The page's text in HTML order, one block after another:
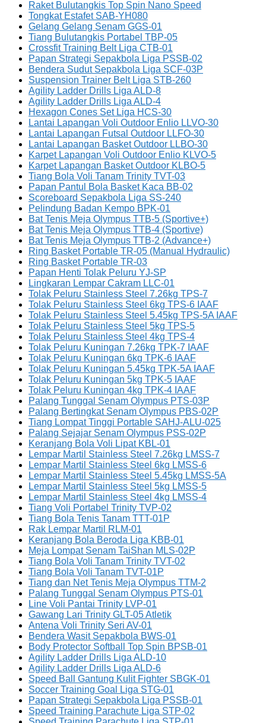
Raket Bulutangkis Top Spin Nano Speed
Tongkat Estafet SAB-YH080
Gelang Gelang Senam GGS-01
Tiang Bulutangkis Portabel TBP-05
Crossfit Training Belt Liga CTB-01
Papan Strategi Sepakbola Liga PSSB-02
Bendera Sudut Sepakbola Liga SCF-03P
Suspension Trainer Belt Liga STB-260
Agility Ladder Drills Liga ALD-8
Agility Ladder Drills Liga ALD-4
Hexagon Cones Set Liga HCS-30
Lantai Lapangan Voli Outdoor Enlio LLVO-30
Lantai Lapangan Futsal Outdoor LLFO-30
Lantai Lapangan Basket Outdoor LLBO-30
Karpet Lapangan Voli Outdoor Enlio KLVO-5
Karpet Lapangan Basket Outdoor KLBO-5
Tiang Bola Voli Tanam Trinity TVT-03
Papan Pantul Bola Basket Kaca BB-02
Scoreboard Sepakbola Liga SS-240
Pelindung Badan Kempo BPK-01
Bat Tenis Meja Olympus TTB-5 (Sportive+)
Bat Tenis Meja Olympus TTB-4 (Sportive)
Bat Tenis Meja Olympus TTB-2 (Advance+)
Ring Basket Portable TR-05 (Manual Hydraulic)
Ring Basket Portable TR-03
Papan Henti Tolak Peluru YJ-SP
Lingkaran Lempar Cakram LLC-01
Tolak Peluru Stainless Steel 7.26kg TPS-7
Tolak Peluru Stainless Steel 6kg TPS-6 IAAF
Tolak Peluru Stainless Steel 5.45kg TPS-5A IAAF
Tolak Peluru Stainless Steel 5kg TPS-5
Tolak Peluru Stainless Steel 4kg TPS-4
Tolak Peluru Kuningan 7.26kg TPK-7 IAAF
Tolak Peluru Kuningan 6kg TPK-6 IAAF
Tolak Peluru Kuningan 5.45kg TPK-5A IAAF
Tolak Peluru Kuningan 5kg TPK-5 IAAF
Tolak Peluru Kuningan 4kg TPK-4 IAAF
Palang Tunggal Senam Olympus PTS-03P
Palang Bertingkat Senam Olympus PBS-02P
Tiang Lompat Tinggi Portable SAHJ-ALU-025
Palang Sejajar Senam Olympus PSS-02P
Keranjang Bola Voli Lipat KBL-01
Lempar Martil Stainless Steel 7.26kg LMSS-7
Lempar Martil Stainless Steel 6kg LMSS-6
Lempar Martil Stainless Steel 5.45kg LMSS-5A
Lempar Martil Stainless Steel 5kg LMSS-5
Lempar Martil Stainless Steel 4kg LMSS-4
Tiang Voli Portabel Trinity TVP-02
Tiang Bola Tenis Tanam TTT-01P
Rak Lempar Martil RLM-01
Keranjang Bola Beroda Liga KBB-01
Meja Lompat Senam TaiShan MLS-02P
Tiang Bola Voli Tanam Trinity TVT-02
Tiang Bola Voli Tanam TVT-01P
Tiang dan Net Tenis Meja Olympus TTM-2
Palang Tunggal Senam Olympus PTS-01
Line Voli Pantai Trinity LVP-01
Gawang Lari Trinity GLT-05 Atletik
Antena Voli Trinity Seri AV-01
Bendera Wasit Sepakbola BWS-01
Body Protector Softball Top Spin BPSB-01
Agility Ladder Drills Liga ALD-10
Agility Ladder Drills Liga ALD-6
Speed Ball Gantung Kulit Fighter SBGK-01
Soccer Training Goal Liga STG-01
Papan Strategi Sepakbola Liga PSSB-01
Speed Training Parachute Liga STP-02